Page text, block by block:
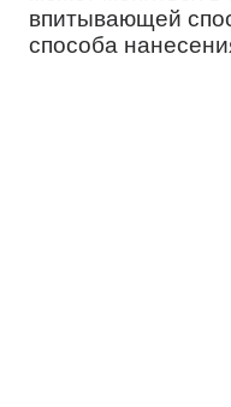
впитывающей
способа